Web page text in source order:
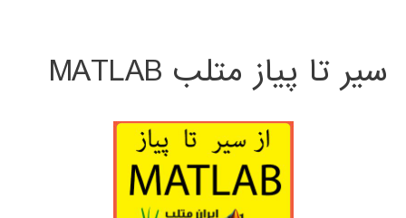
سیر تا پیاز متلب MATLAB